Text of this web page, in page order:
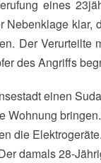
Der
des Angriffs
einen
die
damals 28-